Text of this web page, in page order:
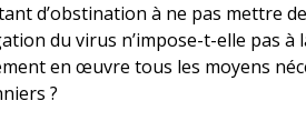
d’obstination à ne pas mettre
du virus n’impose-t-elle pas à
en œuvre tous les moyens
?